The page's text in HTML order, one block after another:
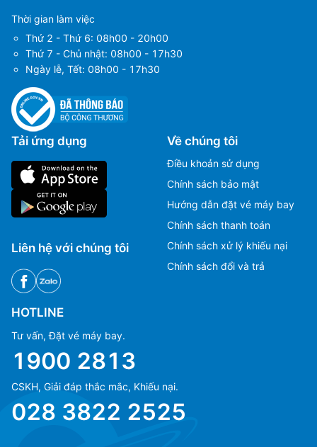
Thời gian làm việc
Thứ 2 - Thứ 6: 08h00 - 20h00
Thứ 7 - Chủ nhật: 08h00 - 17h30
Ngày lễ, Tết: 08h00 - 17h30
Tải ứng dụng
Liên hệ với chúng tôi
Về chúng tôi
Điều khoản sử dụng
Chính sách bảo mật
Hướng dẫn đặt vé máy bay
Chính sách thanh toán
Chính sách xử lý khiếu nại
Chính sách đổi và trả
HOTLINE
Tư vấn, Đặt vé máy bay.
1900 2813
CSKH, Giải đáp thắc mắc, Khiếu nại.
028 3822 2525
(+84) 70 854 1213